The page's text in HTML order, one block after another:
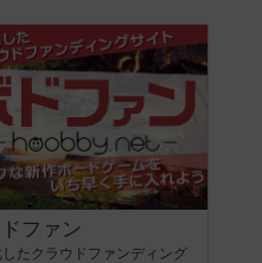
ファン
たクラウドファンディング